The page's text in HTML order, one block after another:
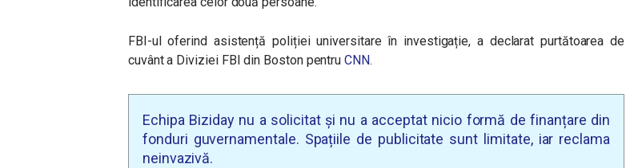
FBI-ul oferind asistență poliției universitare în investigație, a declarat purtătoarea de
cuvânt a Diviziei FBI din Boston pentruCNN.
Echipa Biziday nu a solicitat și nu a acceptat nicio formă de finanțare din
fonduri guvernamentale. Spațiile de publicitate sunt limitate, iar reclama
neinvazivă.